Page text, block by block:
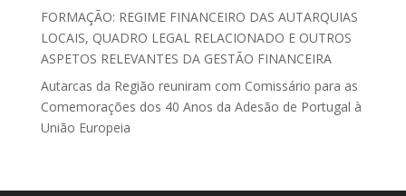
FORMAÇÃO: REGIME FINANCEIRO DAS AUTARQUIAS
LOCAIS, QUADRO LEGAL RELACIONADO E OUTROS
ASPETOS RELEVANTES DA GESTÃO FINANCEIRA
Autarcas da Região reuniram com Comissário para as
Comemorações dos 40 Anos da Adesão de Portugal à
União Europeia